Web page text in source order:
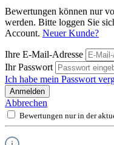
Bewertungen können nur
werden. Bitte loggen Sie
Account. Neuer Kunde?
Ihre E-Mail-Adresse
Ihr Passwort
Ich habe mein Passwort
Anmelden
Abbrechen
Bewertungen nur in der